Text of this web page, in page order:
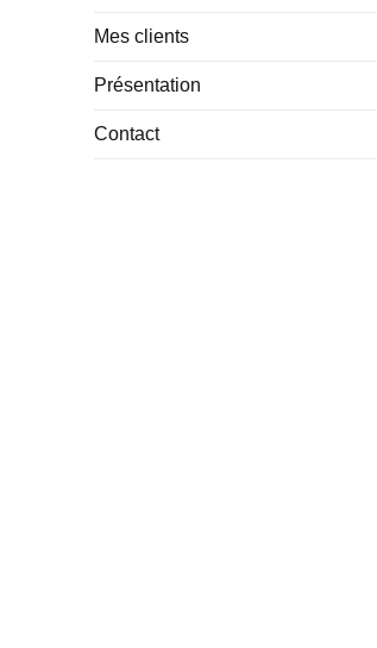
Mes clients
Présentation
Contact